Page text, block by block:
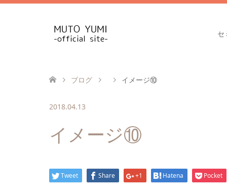
セ
ブログ イメージ⑩
2018.04.13
イメージ⑩
Tweet Share +1 Hatena Pocket